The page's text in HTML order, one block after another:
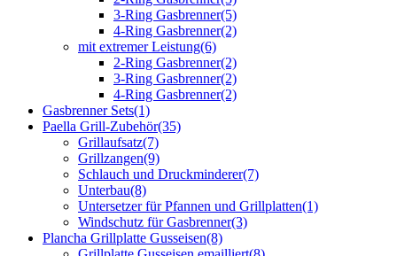
3-Ring Gasbrenner(5)
4-Ring Gasbrenner(2)
mit extremer Leistung(6)
2-Ring Gasbrenner(2)
3-Ring Gasbrenner(2)
4-Ring Gasbrenner(2)
Gasbrenner Sets(1)
Paella Grill-Zubehör(35)
Grillaufsatz(7)
Grillzangen(9)
Schlauch und Druckminderer(7)
Unterbau(8)
Untersetzer für Pfannen und Grillplatten(1)
Windschutz für Gasbrenner(3)
Plancha Grillplatte Gusseisen(8)